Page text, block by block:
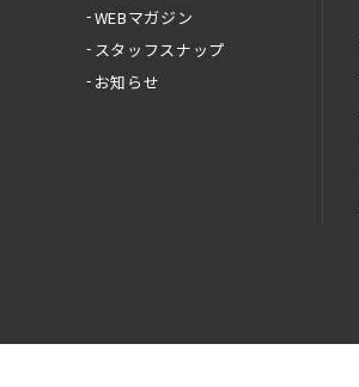
WEBマガジン
スタッフスナップ
お知らせ